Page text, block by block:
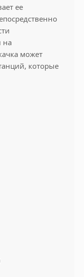
ее
на
может
которые